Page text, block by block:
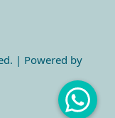
| Powered by